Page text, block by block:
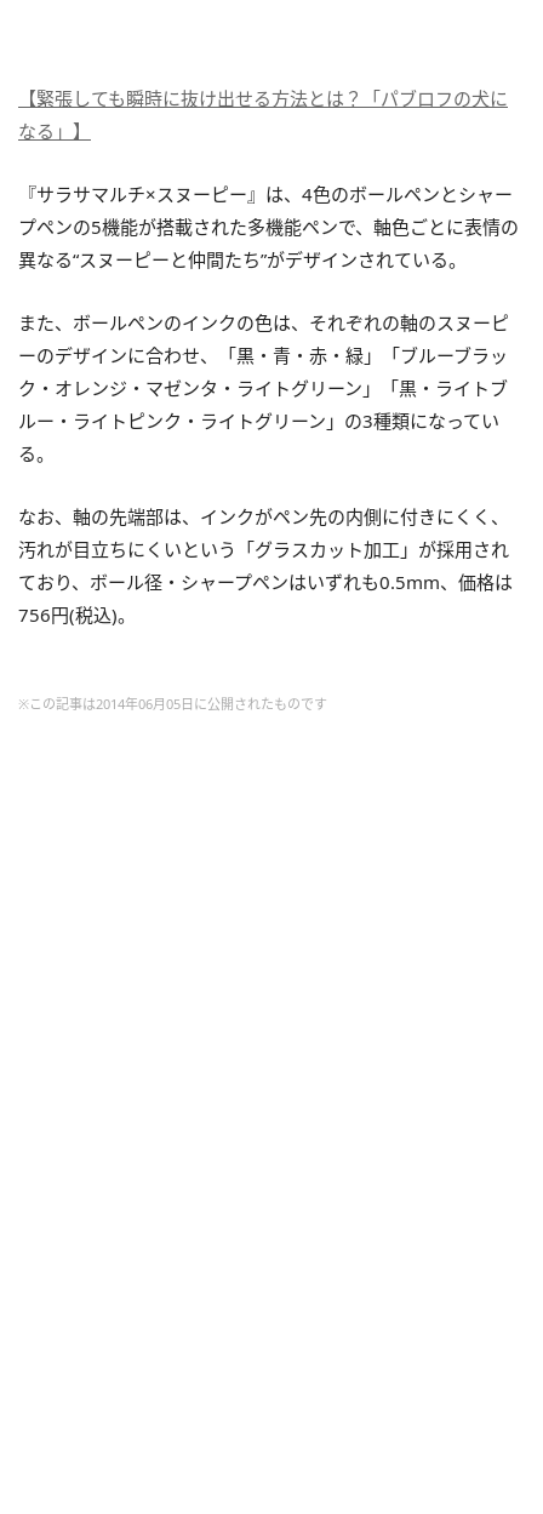
【緊張しても瞬時に抜け出せる方法とは？「パブロフの犬に
なる」】
『サラサマルチ×スヌーピー』は、4色のボールペンとシャー
プペンの5機能が搭載された多機能ペンで、軸色ごとに表情の
異なる“スヌーピーと仲間たち”がデザインされている。
また、ボールペンのインクの色は、それぞれの軸のスヌーピ
ーのデザインに合わせ、「黒・青・赤・緑」「ブルーブラッ
ク・オレンジ・マゼンタ・ライトグリーン」「黒・ライトブ
ルー・ライトピンク・ライトグリーン」の3種類になってい
る。
なお、軸の先端部は、インクがペン先の内側に付きにくく、
汚れが目立ちにくいという「グラスカット加工」が採用され
ており、ボール径・シャープペンはいずれも0.5mm、価格は
756円(税込)。
※この記事は2014年06月05日に公開されたものです